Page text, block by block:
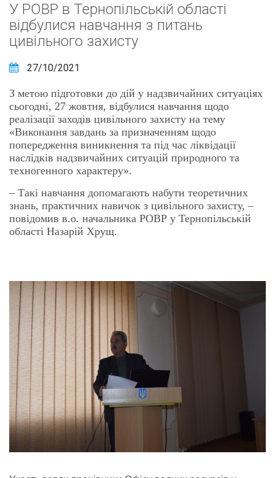
У РОВР в Тернопільській області
відбулися навчання з питань
цивільного захисту
27/10/2021
З метою підготовки до дій у надзвичайних ситуаціях
сьогодні, 27 жовтня, відбулися навчання щодо
реалізації заходів цивільного захисту на тему
«Виконання завдань за призначенням щодо
попередження виникнення та під час ліквідації
наслідків надзвичайних ситуацій природного та
техногенного характеру».
– Такі навчання допомагають набути теоретичних
знань, практичних навичок з цивільного захисту, –
повідомив в.о. начальника РОВР у Тернопільській
області Назарій Хрущ.